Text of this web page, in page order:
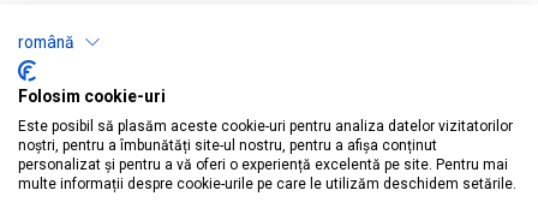
română
Folosim cookie-uri
Este posibil să plasăm aceste cookie-uri pentru analiza datelor vizitatorilor
noștri, pentru a îmbunătăți site-ul nostru, pentru a afișa conținut
personalizat și pentru a vă oferi o experiență excelentă pe site. Pentru mai
multe informații despre cookie-urile pe care le utilizăm deschidem setările.